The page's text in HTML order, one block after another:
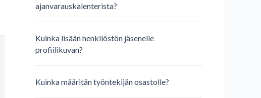
ajanvarauskalenterista?
Kuinka lisään henkilöstön jäsenelle
profiilikuvan?
Kuinka määritän työntekijän osastolle?